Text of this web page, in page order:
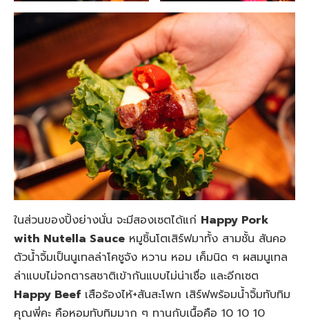
ในส่วนของปิ้งย่างนั่น จะมีสองเซตได้แก่ Happy Pork
with Nutella Sauce หมูชิ้นโตเสิร์ฟมาทั้ง สามชั้น สันคอ
ตัวน้ำจิ้มเป็นนูเทลล่าโคชูจัง หวาน หอม เค็มนิด ๆ ผสมนูเทล
ล่าแบบไม่จกตารสชาติเข้ากันแบบไม่น่าเชื่อ และอีกเซต
Happy Beef เสือร้องไห้+สันสะโพก เสิร์ฟพร้อมน้ำจิ้มทับทิม
คุณพี่คะ คือหอมทับทิมมาก ๆ ทานกับเนื้อคือ 10 10 10